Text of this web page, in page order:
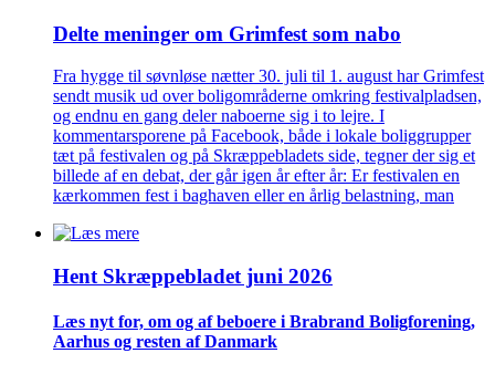
Delte meninger om Grimfest som nabo
Fra hygge til søvnløse nætter 30. juli til 1. august har Grimfest
sendt musik ud over boligområderne omkring festivalpladsen,
og endnu en gang deler naboerne sig i to lejre. I
kommentarsporene på Facebook, både i lokale boliggrupper
tæt på festivalen og på Skræppebladets side, tegner der sig et
billede af en debat, der går igen år efter år: Er festivalen en
kærkommen fest i baghaven eller en årlig belastning, man
Hent Skræppe­bladet juni 2026
Læs nyt for, om og af beboere i Brabrand Bolig­forening,
Aarhus og resten af Danmark